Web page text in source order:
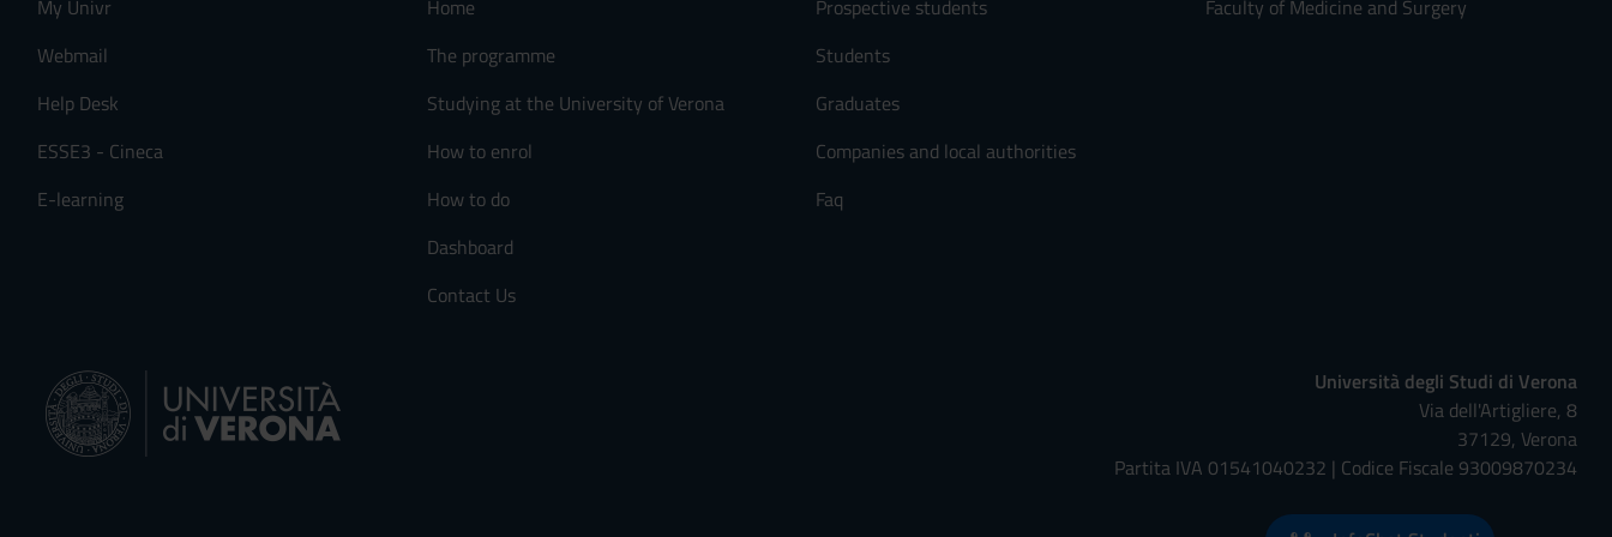
My Univr
Webmail
Help Desk
ESSE3 - Cineca
E-learning
Home
The programme
Studying at the University of Verona
How to enrol
How to do
Dashboard
Contact Us
Prospective students
Students
Graduates
Companies and local authorities
Faq
Faculty of Medicine and Surgery
Università degli Studi di Verona
Via dell'Artigliere, 8
37129, Verona
Partita IVA 01541040232 | Codice Fiscale 93009870234